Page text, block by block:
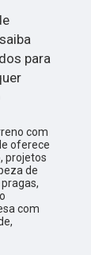
para
com
oferece
projetos
de
com